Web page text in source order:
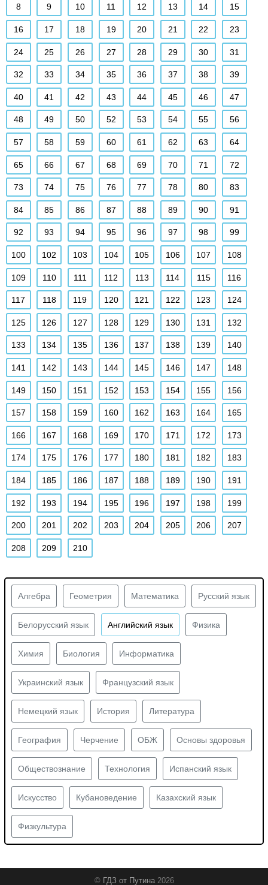
8 9 10 11 12 13 14 15
16 17 18 19 20 21 22 23
24 25 26 27 28 29 30 31
32 33 34 35 36 37 38 39
40 41 42 43 44 45 46 47
48 49 50 52 53 54 55 56
57 58 59 60 61 62 63 64
65 66 67 68 69 70 71 72
73 74 75 76 77 78 80 83
84 85 86 87 88 89 90 91
92 93 94 95 96 97 98 99
100 102 103 104 105 106 107 108
109 110 111 112 113 114 115 116
117 118 119 120 121 122 123 124
125 126 127 128 129 130 131 132
133 134 135 136 137 138 139 140
141 142 143 144 145 146 147 148
149 150 151 152 153 154 155 156
157 158 159 160 162 163 164 165
166 167 168 169 170 171 172 173
174 175 176 177 180 181 182 183
184 185 186 187 188 189 190 191
192 193 194 195 196 197 198 199
200 201 202 203 204 205 206 207
208 209 210
Алгебра Геометрия Математика Русский язык
Белорусский язык Английский язык Физика
Химия Биология Информатика
Украинский язык Французский язык
Немецкий язык История Литература
География Черчение ОБЖ Основы здоровья
Обществознание Технология Испанский язык
Искусство Кубановедение Казахский язык
Физкультура
© ГДЗ от Путина2026